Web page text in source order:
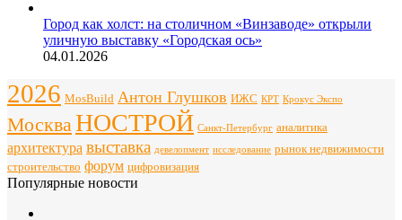
Город как холст: на столичном «Винзаводе» открыли
уличную выставку «Городская ось»
04.01.2026
2026 MosBuild Антон Глушков ИЖС КРТ Крокус Экспо
Москва НОСТРОЙ Санкт-Петербург аналитика
архитектура выставка девелопмент исследование рынок недвижимости
строительство форум цифровизация
Популярные новости